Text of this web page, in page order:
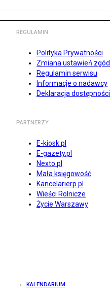
REGULAMIN
Polityka Prywatności
Zmiana ustawień zgód
Regulamin serwisu
Informacje o nadawcy
Deklaracja dostępności
PARTNERZY
E-kiosk.pl
E-gazety.pl
Nexto.pl
Mała księgowość
Kancelarierp.pl
Wieści Rolnicze
Życie Warszawy
KALENDARIUM